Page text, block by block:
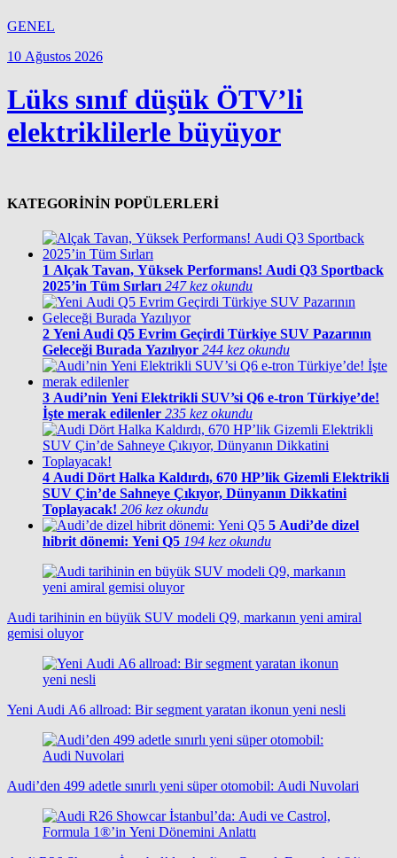
GENEL
10 Ağustos 2026
Lüks sınıf düşük ÖTV’li
elektriklilerle büyüyor
KATEGORİNİN POPÜLERLERİ
1 Alçak Tavan, Yüksek Performans! Audi Q3 Sportback
2025’in Tüm Sırları 247 kez okundu
2 Yeni Audi Q5 Evrim Geçirdi Türkiye SUV Pazarının
Geleceği Burada Yazılıyor 244 kez okundu
3 Audi’nin Yeni Elektrikli SUV’si Q6 e-tron Türkiye’de!
İşte merak edilenler 235 kez okundu
4 Audi Dört Halka Kaldırdı, 670 HP’lik Gizemli Elektrikli
SUV Çin’de Sahneye Çıkıyor, Dünyanın Dikkatini
Toplayacak! 206 kez okundu
5 Audi’de dizel
hibrit dönemi: Yeni Q5 194 kez okundu
Audi tarihinin en büyük SUV modeli Q9, markanın yeni amiral
gemisi oluyor
Yeni Audi A6 allroad: Bir segment yaratan ikonun yeni nesli
Audi’den 499 adetle sınırlı yeni süper otomobil: Audi Nuvolari